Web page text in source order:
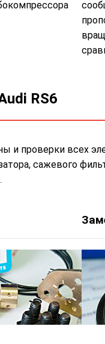
RS6
и проверки всех
сажевого